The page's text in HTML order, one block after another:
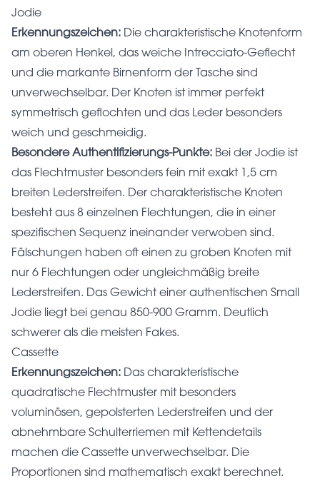
Jodie
Erkennungszeichen: Die charakteristische Knotenform
am oberen Henkel, das weiche Intrecciato-Geflecht
und die markante Birnenform der Tasche sind
unverwechselbar. Der Knoten ist immer perfekt
symmetrisch geflochten und das Leder besonders
weich und geschmeidig.
Besondere Authentifizierungs-Punkte: Bei der Jodie ist
das Flechtmuster besonders fein mit exakt 1,5 cm
breiten Lederstreifen. Der charakteristische Knoten
besteht aus 8 einzelnen Flechtungen, die in einer
spezifischen Sequenz ineinander verwoben sind.
Fälschungen haben oft einen zu groben Knoten mit
nur 6 Flechtungen oder ungleichmäßig breite
Lederstreifen. Das Gewicht einer authentischen Small
Jodie liegt bei genau 850-900 Gramm. Deutlich
schwerer als die meisten Fakes.
Cassette
Erkennungszeichen: Das charakteristische
quadratische Flechtmuster mit besonders
voluminösen, gepolsterten Lederstreifen und der
abnehmbare Schulterriemen mit Kettendetails
machen die Cassette unverwechselbar. Die
Proportionen sind mathematisch exakt berechnet.